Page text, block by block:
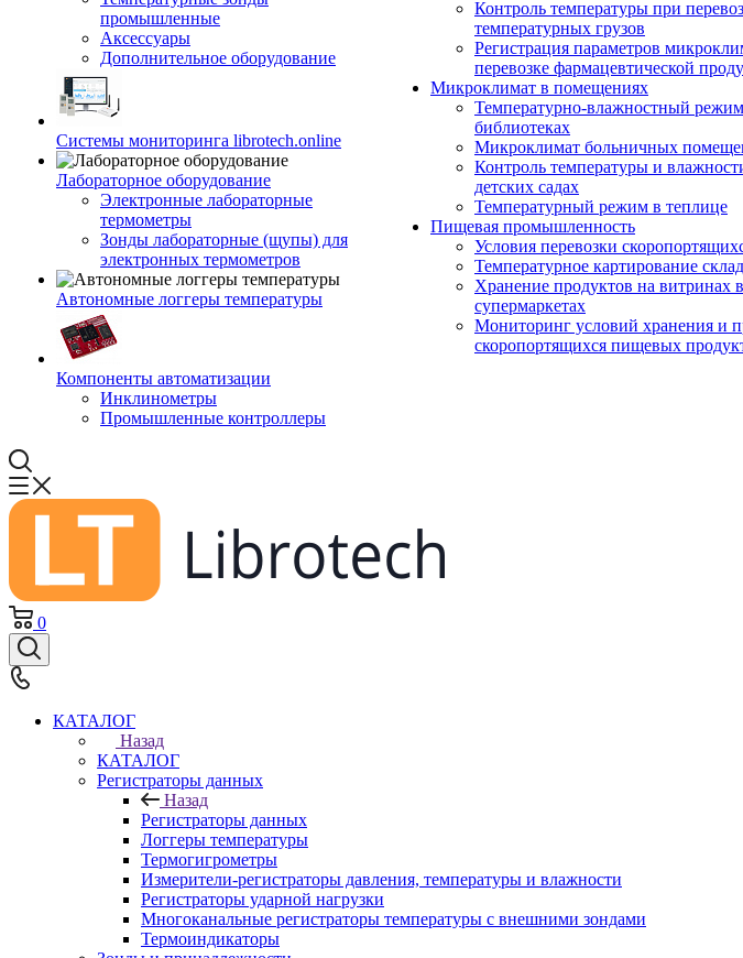
промышленные
Аксессуары
Дополнительное оборудование
Системы мониторинга librotech.online
Лабораторное оборудование
Электронные лабораторные
термометры
Зонды лабораторные (щупы) для
электронных термометров
Автономные логгеры температуры
Компоненты автоматизации
Инклинометры
Промышленные контроллеры
Контроль температуры при
температурных грузов
Регистрация параметров
перевозке фармацевтической
Микроклимат в помещениях
Температурно-влажностный
библиотеках
Микроклимат больничных
Контроль температуры и
детских садах
Температурный режим в теплице
Пищевая промышленность
Условия перевозки
Температурное картирование
Хранение продуктов на витринах в
супермаркетах
Мониторинг условий хранения и
скоропортящихся пищевых
0
КАТАЛОГ
Назад
КАТАЛОГ
Регистраторы данных
Назад
Регистраторы данных
Логгеры температуры
Термогигрометры
Измерители-регистраторы давления, температуры и влажности
Регистраторы ударной нагрузки
Многоканальные регистраторы температуры с внешними зондами
Термоиндикаторы